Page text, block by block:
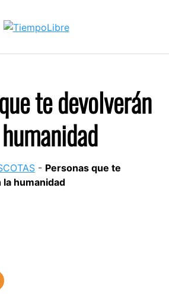
te devolverán
- Personas que te
humanidad